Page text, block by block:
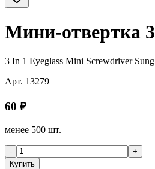
Мини-отвертка
3 In 1 Eyeglass Mini Screwdriver
Арт. 13279
60 ₽
менее 500 шт.
-
+
Купить